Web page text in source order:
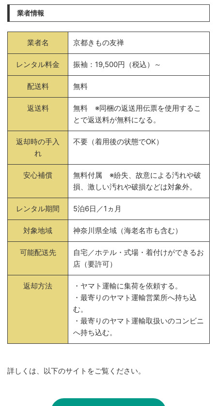
業者情報
業者名 京都きもの友禅
レンタル料金 振袖：19,500円（税込）～
配送料 無料
返送料
無料 ※同梱の返送用伝票を使用するこ
とで返送料が無料になる。
返却時の手入
れ
不要（着用後の状態でOK）
安心補償
無料付属 ※紛失、故意による汚れや破
損、激しい汚れや破損などは対象外。
レンタル期間 5泊6日／1ヵ月
対象地域 神奈川県全域（海老名市も含む）
可能配送先
自宅／ホテル・式場・着付けができるお
店（要許可）
返却方法
・ヤマト運輸に集荷を依頼する。
・最寄りのヤマト運輸営業所へ持ち込
む。
・最寄りのヤマト運輸取扱いのコンビニ
へ持ち込む。
詳しくは、以下のサイトをご覧ください。